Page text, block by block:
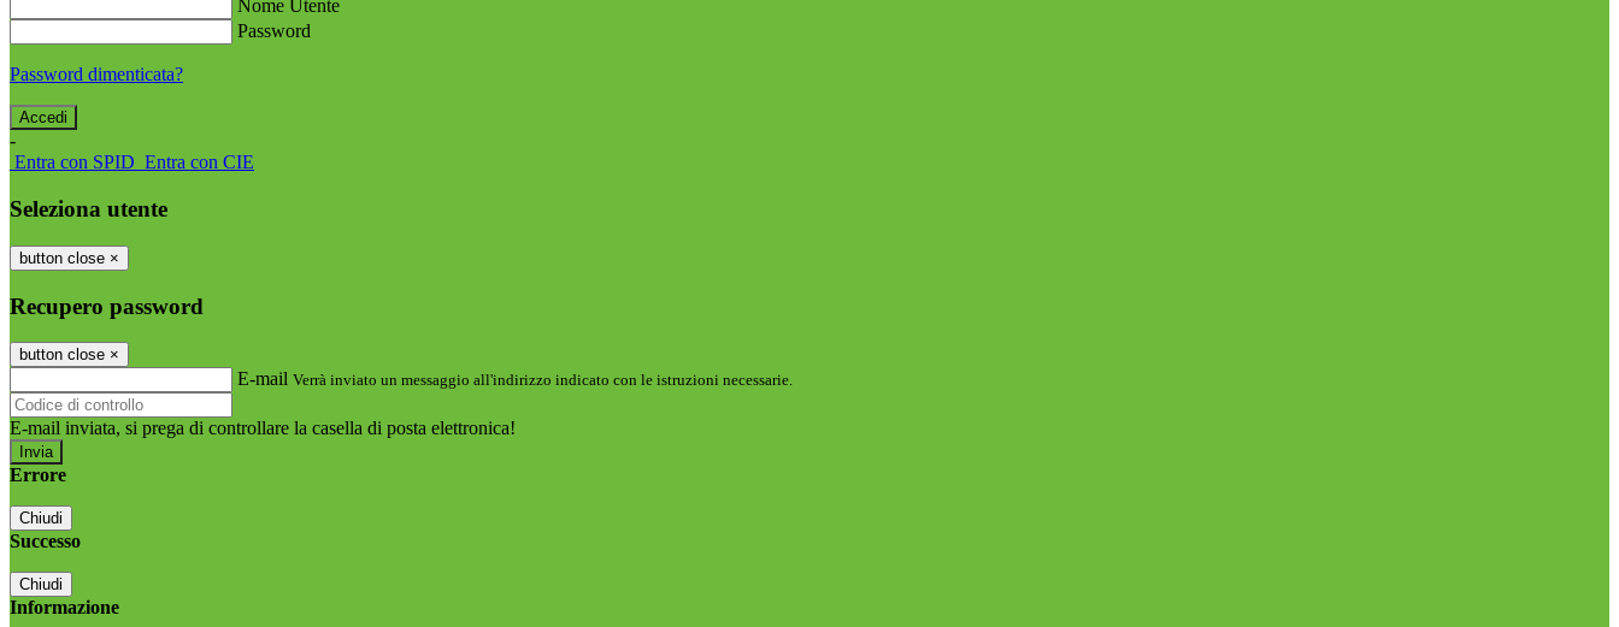
Nome Utente
Password
Password dimenticata?
-
Entra con SPID Entra con CIE
Seleziona utente
button close ×
Recupero password
button close ×
E-mail Verrà inviato un messaggio all'indirizzo indicato con le istruzioni necessarie.
E-mail inviata, si prega di controllare la casella di posta elettronica!
Errore
Chiudi
Successo
Chiudi
Informazione